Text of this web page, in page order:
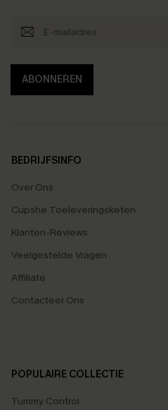
ABONNEREN
BEDRIJFSINFO
Over Ons
Cupshe Toeleveringsketen
Klanten-Reviews
Veelgestelde Vragen
Affiliate
Contacteer Ons
POPULAIRE COLLECTIE
Tummy Control